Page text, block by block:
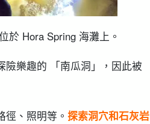
於 Hora Spring 海灘上。
險樂趣的 「南瓜洞」，因此被
、照明等。 探索洞穴和石灰岩